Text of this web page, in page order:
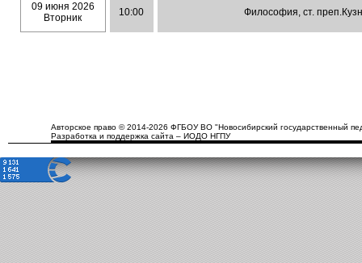
09 июня 2026
Вторник
10:00 Философия, ст.
Авторское право © 2014-2026 ФГБОУ ВО "Новосибирский государственный
Разработка и поддержка сайта – ИОДО НГПУ